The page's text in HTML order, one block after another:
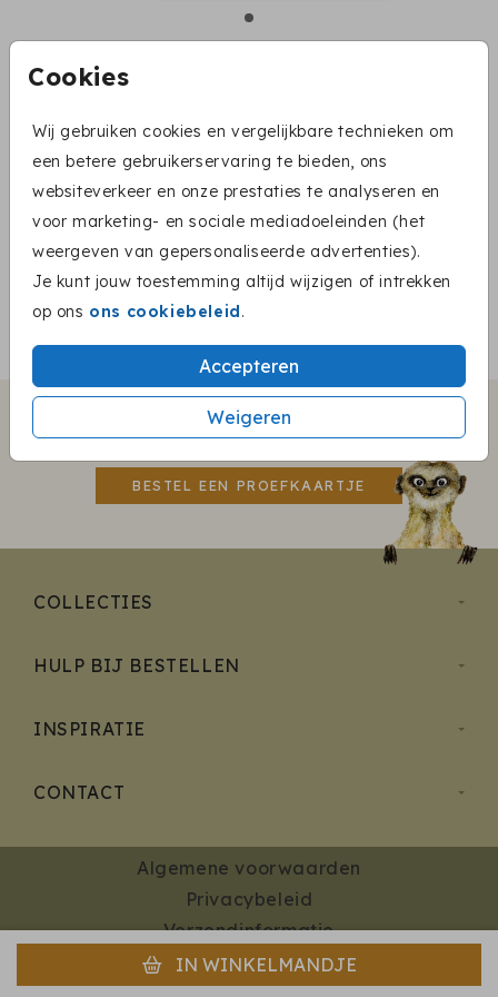
Cookies
Wij gebruiken cookies en vergelijkbare technieken om
een betere gebruikerservaring te bieden, ons
websiteverkeer en onze prestaties te analyseren en
voor marketing- en sociale mediadoeleinden (het
weergeven van gepersonaliseerde advertenties).
Je kunt jouw toestemming altijd wijzigen of intrekken
op ons ons cookiebeleid.
Accepteren
Weigeren
Naturel (recycled) 14 X 14
Aantal Prijs:
IN WINKELMANDJE
OMSCHRIJVING
naturel (recycled) 14 x 14
Prijs:€ 0,45 per 1
Twijfel je nog?
BESTEL EEN PROEFKAARTJE
COLLECTIES
HULP BIJ BESTELLEN
INSPIRATIE
CONTACT
Algemene voorwaarden
Privacybeleid
Verzendinformatie
© StudioPie 2009–2026